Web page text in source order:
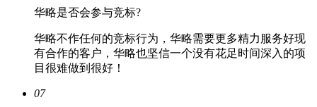
华略是否会参与竞标?
华略不作任何的竞标行为，华略需要更多精力服务好现
有合作的客户，华略也坚信一个没有花足时间深入的项
目很难做到很好！
07